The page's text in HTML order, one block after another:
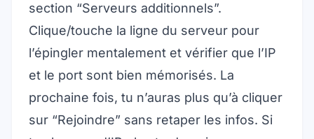
section “Serveurs additionnels”.
Clique/touche la ligne du serveur pour
l’épingler mentalement et vérifier que l’IP
et le port sont bien mémorisés. La
prochaine fois, tu n’auras plus qu’à cliquer
sur “Rejoindre” sans retaper les infos. Si